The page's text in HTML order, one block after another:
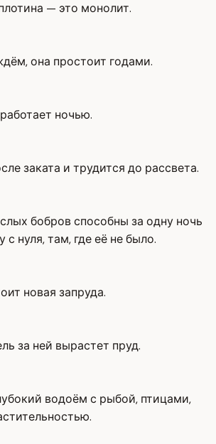
— это монолит.
она простоит годами.
ночью.
заката и трудится до рассвета.
бобров способны за одну ночь
с нуля, там, где её не было.
новая запруда.
за ней вырастет пруд.
водоём с рыбой, птицами,